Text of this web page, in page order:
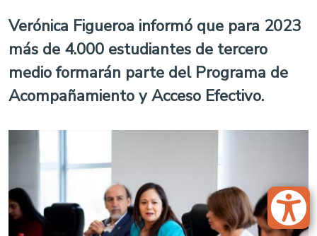
Verónica Figueroa informó que para 2023
más de 4.000 estudiantes de tercero
medio formarán parte del Programa de
Acompañamiento y Acceso Efectivo.